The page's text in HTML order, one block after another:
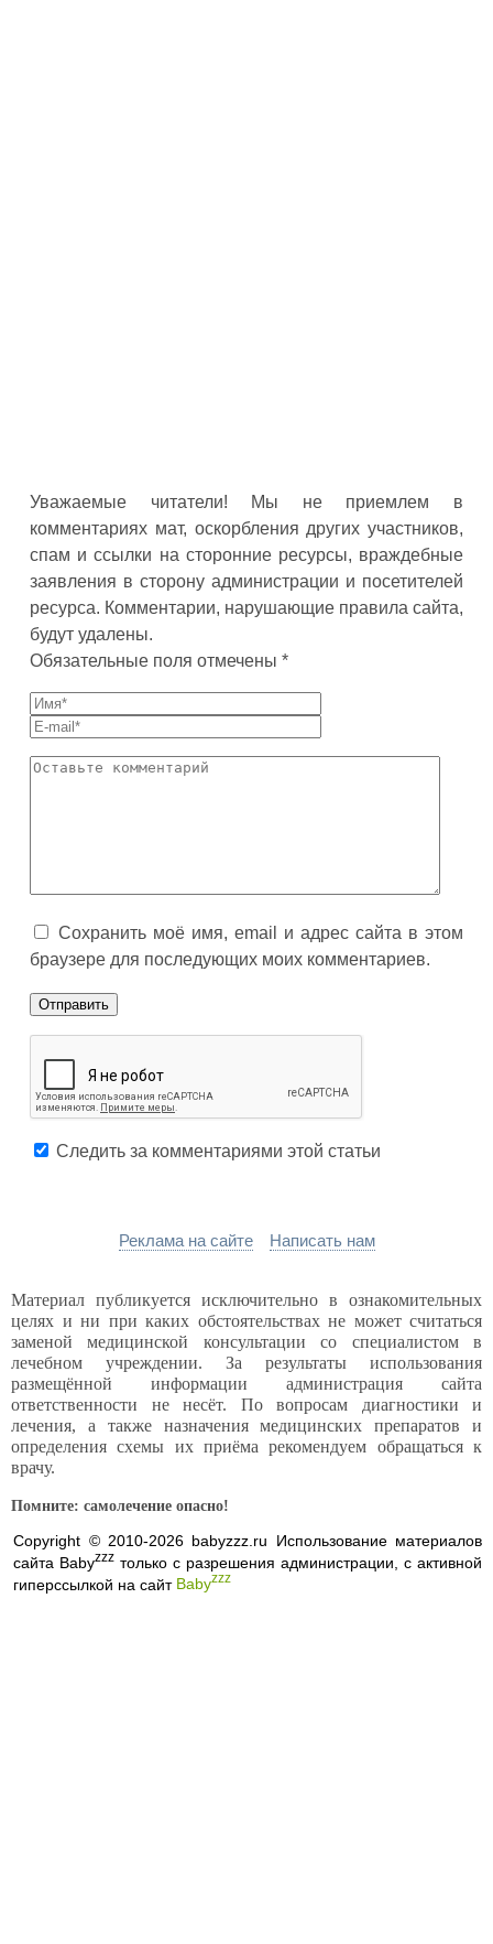
Уважаемые читатели! Мы не приемлем в
комментариях мат, оскорбления других участников,
спам и ссылки на сторонние ресурсы, враждебные
заявления в сторону администрации и посетителей
ресурса. Комментарии, нарушающие правила сайта,
будут удалены.
Обязательные поля отмечены *
Сохранить моё имя, email и адрес сайта в этом
браузере для последующих моих комментариев.
Следить за комментариями этой статьи
Реклама на сайте Написать нам
Материал публикуется исключительно в ознакомительных
целях и ни при каких обстоятельствах не может считаться
заменой медицинской консультации со специалистом в
лечебном учреждении. За результаты использования
размещённой информации администрация сайта
ответственности не несёт. По вопросам диагностики и
лечения, а также назначения медицинских препаратов и
определения схемы их приёма рекомендуем обращаться к
врачу.
Помните: самолечение опасно!
Copyright © 2010-2026 babyzzz.ru Использование материалов
сайта Babyzzz только с разрешения администрации, с активной
гиперссылкой на сайт Babyzzz